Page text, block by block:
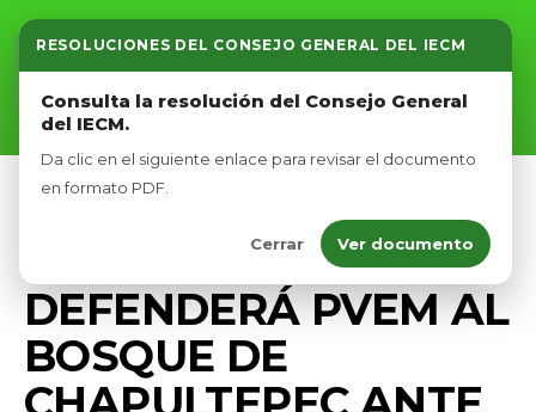
RESOLUCIONES DEL CONSEJO GENERAL DEL IECM
Consulta la resolución del Consejo General
del IECM.
Da clic en el siguiente enlace para revisar el documento
en formato PDF.
Cerrar Ver documento
Inicio
Nosotros
Afíliate
MEDIO AMBIENTE
DEFENDERÁ PVEM AL
BOSQUE DE